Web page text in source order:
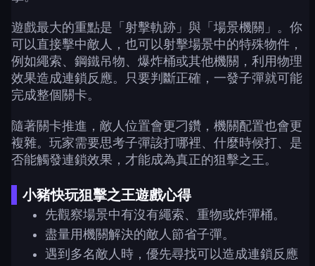
遊戲最大的重點是「射擊軌跡」與「場景機關」。你
可以直接擊中敵人，也可以射擊場景中的特殊物件，
例如繩索、鋼鐵吊物、爆炸桶或其他機關，利用物理
效果造成連鎖反應。只要判斷正確，一發子彈就可能
完成整個關卡。
隨著關卡推進，敵人位置會更刁鑽，機關配置也會更
複雜。玩家需要思考子彈該打哪裡、什麼時候打、是
否能觸發連鎖效果，才能成為真正的狙擊之王。
小豬快玩狙擊之王遊戲心得
先觀察場景中有沒有繩索、重物或炸彈桶。
盡量用機關解決的敵人節省子彈。
遇到多名敵人時，優先尋找可以造成連鎖反應